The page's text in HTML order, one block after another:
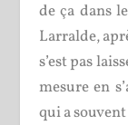
de ça dans
Larralde,
s’est pas
mesure en
qui a